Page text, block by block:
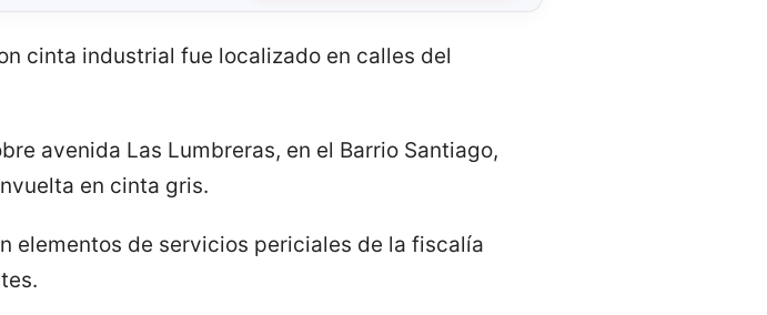
cinta industrial fue localizado en calles del
avenida Las Lumbreras, en el Barrio Santiago,
en cinta gris.
elementos de servicios periciales de la fiscalía